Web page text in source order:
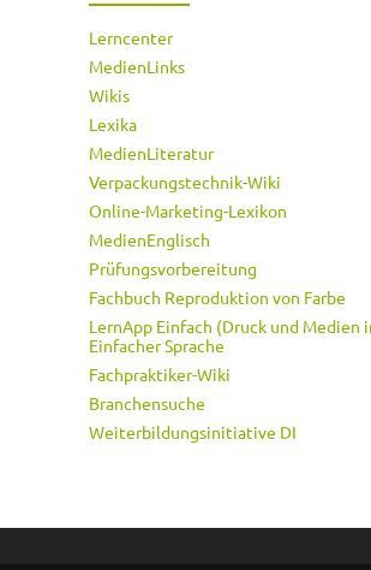
Lerncenter
MedienLinks
Wikis
Lexika
MedienLiteratur
Verpackungstechnik-Wiki
Online-Marketing-Lexikon
MedienEnglisch
Prüfungsvorbereitung
Fachbuch Reproduktion von Farbe
LernApp Einfach (Druck und Medien
Einfacher Sprache
Fachpraktiker-Wiki
Branchensuche
Weiterbildungsinitiative DI